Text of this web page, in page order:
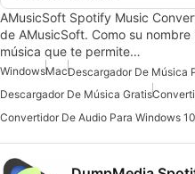
AMusicSoft Spotify Music
de AMusicSoft. Como su
música que te permite…
WindowsMac
Descargador De Música Gratis
Convertidor De Audio Para Windows 10